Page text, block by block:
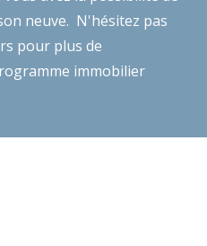
neuve. N'hésitez pas
pour plus de
immobilier